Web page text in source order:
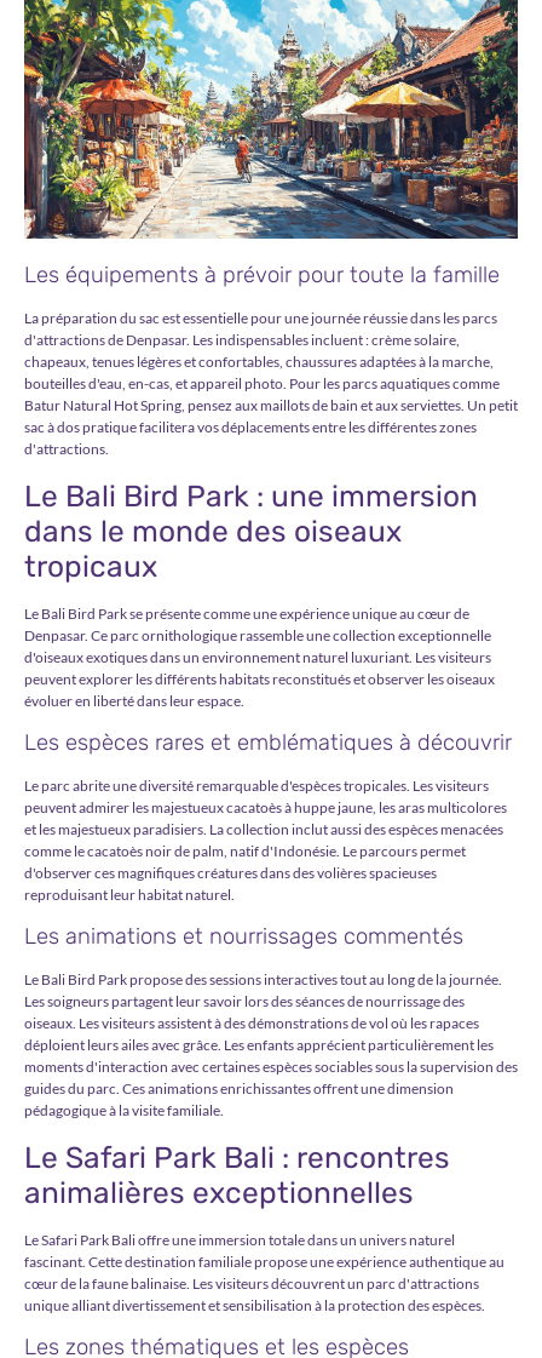
Les équipements à prévoir pour toute la famille
La préparation du sac est essentielle pour une journée réussie dans les parcs
d'attractions de Denpasar. Les indispensables incluent : crème solaire,
chapeaux, tenues légères et confortables, chaussures adaptées à la marche,
bouteilles d'eau, en-cas, et appareil photo. Pour les parcs aquatiques comme
Batur Natural Hot Spring, pensez aux maillots de bain et aux serviettes. Un petit
sac à dos pratique facilitera vos déplacements entre les différentes zones
d'attractions.
Le Bali Bird Park : une immersion
dans le monde des oiseaux
tropicaux
Le Bali Bird Park se présente comme une expérience unique au cœur de
Denpasar. Ce parc ornithologique rassemble une collection exceptionnelle
d'oiseaux exotiques dans un environnement naturel luxuriant. Les visiteurs
peuvent explorer les différents habitats reconstitués et observer les oiseaux
évoluer en liberté dans leur espace.
Les espèces rares et emblématiques à découvrir
Le parc abrite une diversité remarquable d'espèces tropicales. Les visiteurs
peuvent admirer les majestueux cacatoès à huppe jaune, les aras multicolores
et les majestueux paradisiers. La collection inclut aussi des espèces menacées
comme le cacatoès noir de palm, natif d'Indonésie. Le parcours permet
d'observer ces magnifiques créatures dans des volières spacieuses
reproduisant leur habitat naturel.
Les animations et nourrissages commentés
Le Bali Bird Park propose des sessions interactives tout au long de la journée.
Les soigneurs partagent leur savoir lors des séances de nourrissage des
oiseaux. Les visiteurs assistent à des démonstrations de vol où les rapaces
déploient leurs ailes avec grâce. Les enfants apprécient particulièrement les
moments d'interaction avec certaines espèces sociables sous la supervision des
guides du parc. Ces animations enrichissantes offrent une dimension
pédagogique à la visite familiale.
Le Safari Park Bali : rencontres
animalières exceptionnelles
Le Safari Park Bali offre une immersion totale dans un univers naturel
fascinant. Cette destination familiale propose une expérience authentique au
cœur de la faune balinaise. Les visiteurs découvrent un parc d'attractions
unique alliant divertissement et sensibilisation à la protection des espèces.
Les zones thématiques et les espèces